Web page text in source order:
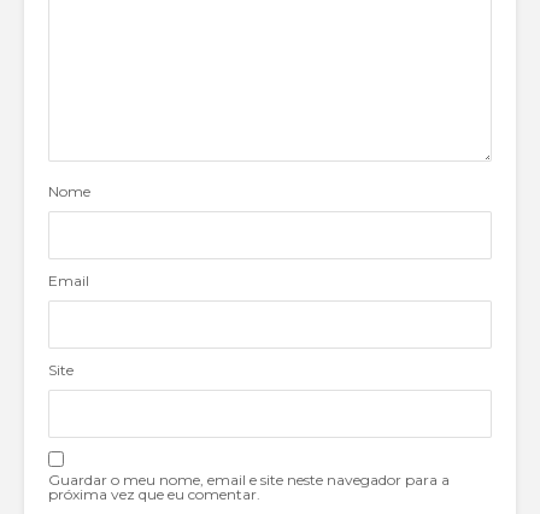
Nome
Email
Site
Guardar o meu nome, email e site neste navegador para a
próxima vez que eu comentar.